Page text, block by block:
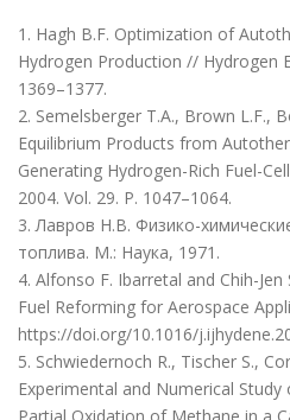
1. Hagh B.F. Optimization of
Hydrogen Production // Hydrogen
1369–1377.
2. Semelsberger T.A., Brown L.F.,
Equilibrium Products from
Generating Hydrogen-Rich Fuel-
2004. Vol. 29. P. 1047–1064.
3. Лавров Н.В. Физико-
топлива. М.: Наука, 1971.
4. Alfonso F. Ibarretal and Chih-
Fuel Reforming for Aerospace
https://doi.org/10.1016/
5. Schwiedernoch R., Tischer S.,
Experimental and Numerical